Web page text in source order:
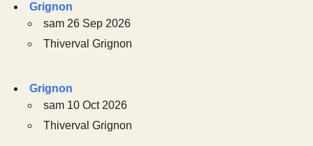
Grignon
sam 26 Sep 2026
Thiverval Grignon
Grignon
sam 10 Oct 2026
Thiverval Grignon